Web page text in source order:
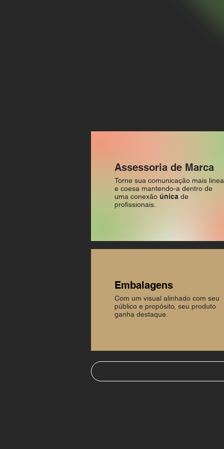
Assessoria de Marca
Torne sua comunicação mais
e coesa mantendo-a dentro de
uma conexão única de
profissionais.
Embalagens
Com um visual alinhado com seu
público e propósito, seu produto
ganha destaque.